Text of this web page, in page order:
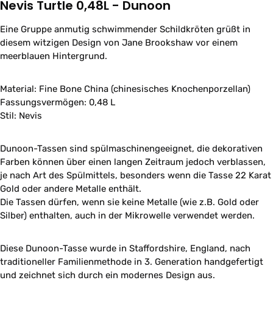
Nevis Turtle 0,48L - Dunoon
Eine Gruppe anmutig schwimmender Schildkröten grüßt in
diesem witzigen Design von Jane Brookshaw vor einem
meerblauen Hintergrund.
Material: Fine Bone China (chinesisches Knochenporzellan)
Fassungsvermögen: 0,48 L
Stil: Nevis
Dunoon-Tassen sind spülmaschinengeeignet, die dekorativen
Farben können über einen langen Zeitraum jedoch verblassen,
je nach Art des Spülmittels, besonders wenn die Tasse 22 Karat
Gold oder andere Metalle enthält.
Die Tassen dürfen, wenn sie keine Metalle (wie z.B. Gold oder
Silber) enthalten, auch in der Mikrowelle verwendet werden.
Diese Dunoon-Tasse wurde in Staffordshire, England, nach
traditioneller Familienmethode in 3. Generation handgefertigt
und zeichnet sich durch ein modernes Design aus.